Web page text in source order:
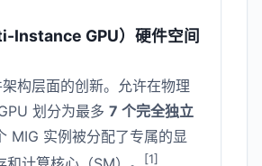
Instance GPU）硬件空间
构层面的创新。允许在物理
划分为最多 7 个完全独立
MIG 实例被分配了专属的显
[1]